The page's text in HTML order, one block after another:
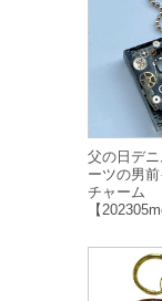
父の日デ
ーツの男
チャーム
【